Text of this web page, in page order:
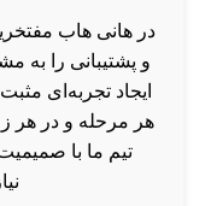
در هانی هاب
و پشتیبانی را به
ایجاد تجربه‌ای
هر مرحله و در هر
تیم ما با